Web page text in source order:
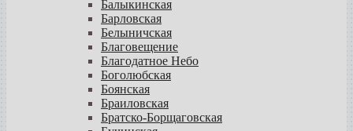
Балыкинская
Барловская
Белыничская
Благовещение
Благодатное Небо
Боголюбская
Боянская
Браиловская
Братско-Борщаговская